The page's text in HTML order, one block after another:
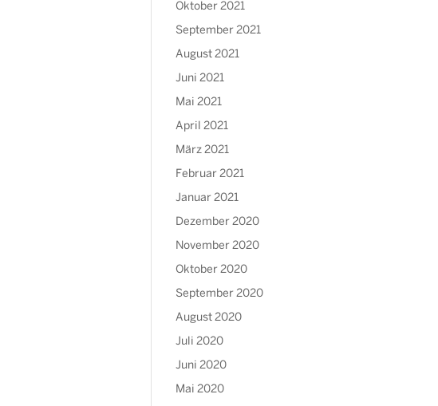
Oktober 2021
September 2021
August 2021
Juni 2021
Mai 2021
April 2021
März 2021
Februar 2021
Januar 2021
Dezember 2020
November 2020
Oktober 2020
September 2020
August 2020
Juli 2020
Juni 2020
Mai 2020